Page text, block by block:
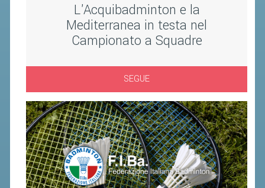
L'Acquibadminton e la
Mediterranea in testa nel
Campionato a Squadre
SEGUE
DOCUMENTAZIONE E RICERCA
CONVENZIONI UNIVERSITÀ
DOCENTI FORMATORI
(D)ISTANTI DI B@DMINTON
FEDERAZIONE TRASPARENTE
AMMISSIONE, AFFILIAZIONE E
REVOCA DI SOCIETÀ, ASSOCIAZIONI
E TESSERATI